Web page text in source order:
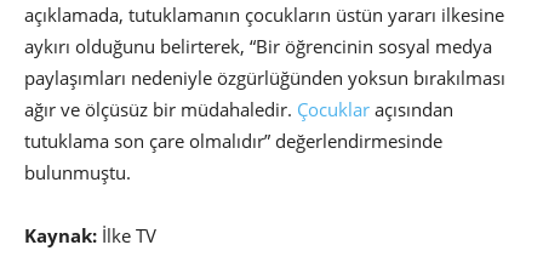
açıklamada, tutuklamanın çocukların üstün yararı ilkesine
aykırı olduğunu belirterek, “Bir öğrencinin sosyal medya
paylaşımları nedeniyle özgürlüğünden yoksun bırakılması
ağır ve ölçüsüz bir müdahaledir. Çocuklar açısından
tutuklama son çare olmalıdır” değerlendirmesinde
bulunmuştu.
Kaynak: İlke TV